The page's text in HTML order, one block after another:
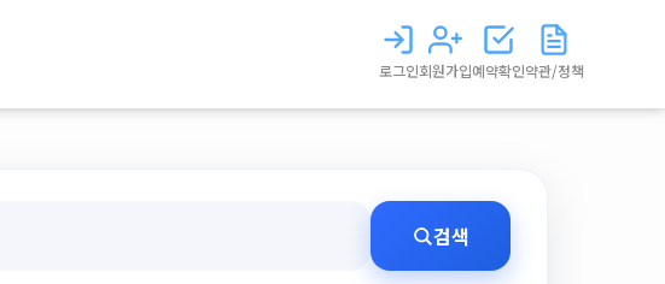
로그인회원가입예약확인약관/정책
검색